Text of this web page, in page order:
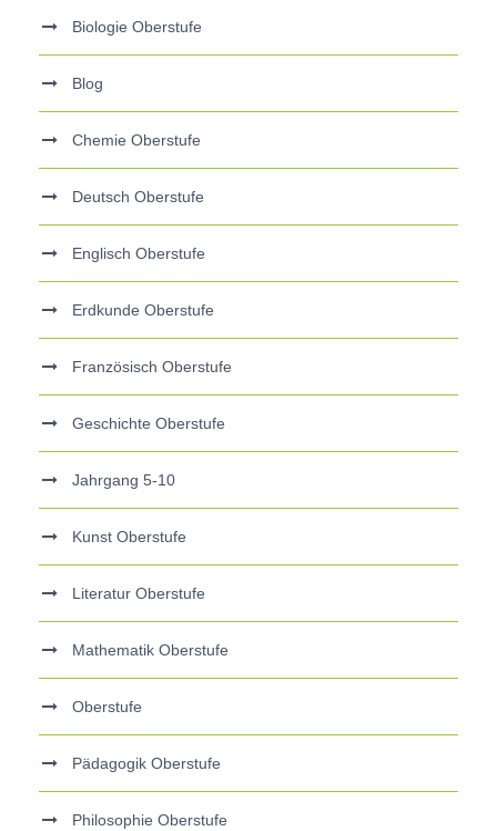
Biologie Oberstufe
Blog
Chemie Oberstufe
Deutsch Oberstufe
Englisch Oberstufe
Erdkunde Oberstufe
Französisch Oberstufe
Geschichte Oberstufe
Jahrgang 5-10
Kunst Oberstufe
Literatur Oberstufe
Mathematik Oberstufe
Oberstufe
Pädagogik Oberstufe
Philosophie Oberstufe